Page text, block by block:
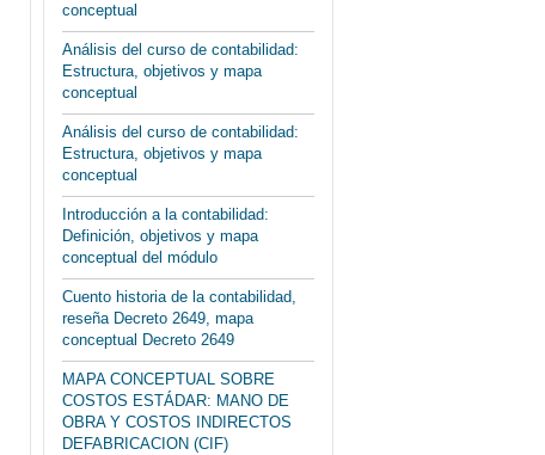
conceptual
Análisis del curso de contabilidad:
Estructura, objetivos y mapa
conceptual
Análisis del curso de contabilidad:
Estructura, objetivos y mapa
conceptual
Introducción a la contabilidad:
Definición, objetivos y mapa
conceptual del módulo
Cuento historia de la contabilidad,
reseña Decreto 2649, mapa
conceptual Decreto 2649
MAPA CONCEPTUAL SOBRE
COSTOS ESTÁDAR: MANO DE
OBRA Y COSTOS INDIRECTOS
DEFABRICACION (CIF)